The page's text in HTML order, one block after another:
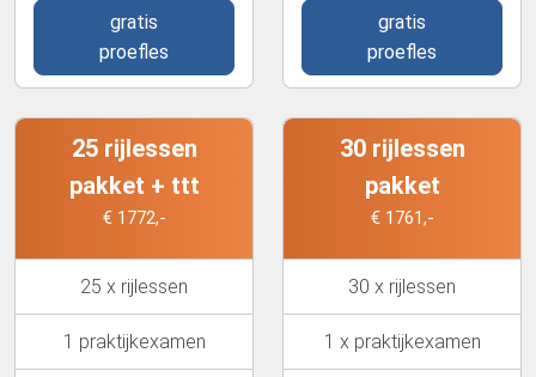
gratis
proefles
gratis
proefles
25 rijlessen
pakket + ttt
€ 1772,-
25 x rijlessen
1 praktijkexamen
30 rijlessen
pakket
€ 1761,-
30 x rijlessen
1 x praktijkexamen